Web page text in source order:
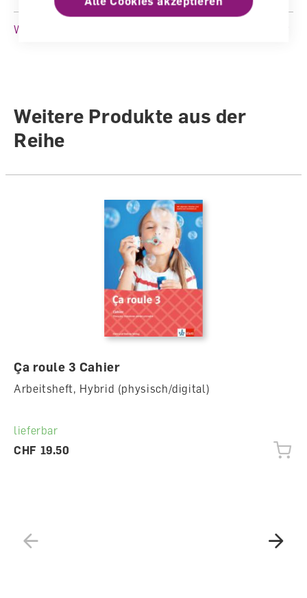
Französisch
Weitere Produktinformationen
Weitere Produkte aus der
Reihe
Ça roule 3 Cahier
Arbeitsheft, Hybrid (physisch/digital)
lieferbar
CHF 19.50